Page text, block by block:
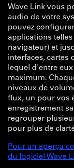
Wave Link vous
audio de votre
pouvez
applications
navigateur) et
interfaces, cartes
lequel d'entre
maximum.
niveaux de
flux, un pour vos
enregistrement
regrouper
pour plus de
Pour un aperçu
du logiciel Wave